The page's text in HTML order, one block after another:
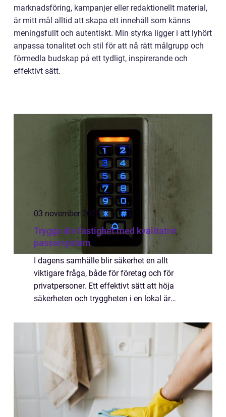
marknadsföring, kampanjer eller redaktionellt material,
är mitt mål alltid att skapa ett innehåll som känns
meningsfullt och autentiskt. Min styrka ligger i att lyhört
anpassa tonalitet och stil för att nå rätt målgrupp och
förmedla budskap på ett tydligt, inspirerande och
effektivt sätt.
03 november 2025
Trygga din fastighet med kvalitativt
passersystem
I dagens samhälle blir säkerhet en allt
viktigare fråga, både för företag och för
privatpersoner. Ett effektivt sätt att höja
säkerheten och tryggheten i en lokal är